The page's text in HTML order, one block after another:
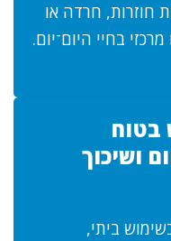
חוזרות, חרדה או
בחיי היום־יום.
בטוח
ושיכוך
ביתי,